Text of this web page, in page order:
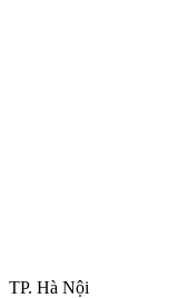
TP. Hà Nội